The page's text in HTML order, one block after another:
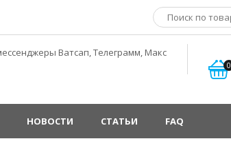
Ватсап, Телеграмм, Макс
0
НОВОСТИ СТАТЬИ FAQ